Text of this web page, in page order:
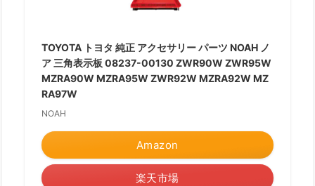
TOYOTA トヨタ 純正 アクセサリー パーツ NOAH ノ
ア 三角表示板 08237-00130 ZWR90W ZWR95W
MZRA90W MZRA95W ZWR92W MZRA92W MZ
RA97W
NOAH
Amazon
楽天市場